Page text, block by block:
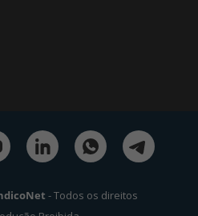
- Todos os direitos